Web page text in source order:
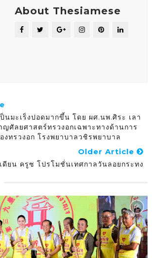
About Thesiamese
นมะเร็งปอดมากขึ้น โดย ผศ.นพ.ศิระ เลา
ศัลยศาสตร์ทรวงอกเฉพาะทางด้านการ
งทรวงอก โรงพยาบาลวชิรพยาบาล
Older Article
ดียน ครูซ โปรโมชั่นเทศกาลวันลอยกระทง